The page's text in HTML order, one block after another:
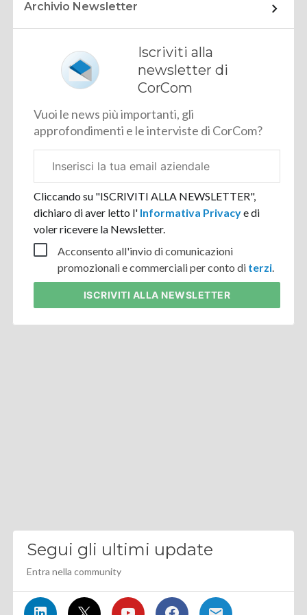
Archivio Newsletter
Iscriviti alla
newsletter di
CorCom
Vuoi le news più importanti, gli
approfondimenti e le interviste di CorCom?
aziendale
Cliccando su "ISCRIVITI ALLA NEWSLETTER",
dichiaro di aver letto l' Informativa Privacye di
voler ricevere la Newsletter.
Acconsento all'invio di comunicazioni
promozionali e commerciali per conto di terzi.
ISCRIVITI ALLA NEWSLETTER
Segui gli ultimi update
Entra nella community